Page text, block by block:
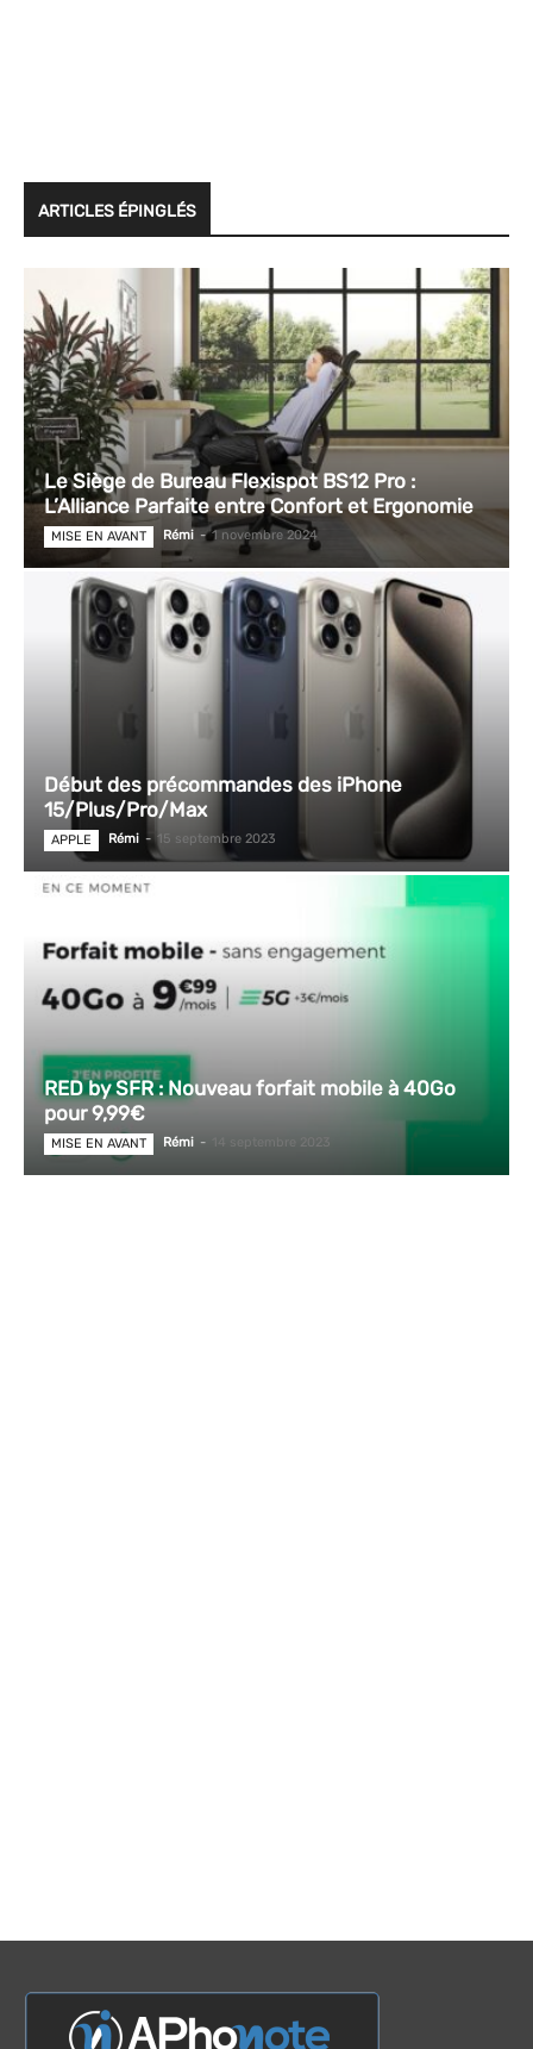
ARTICLES ÉPINGLÉS
Le Siège de Bureau Flexispot BS12 Pro :
L’Alliance Parfaite entre Confort et Ergonomie
MISE EN AVANT Rémi - 1 novembre 2024
Début des précommandes des iPhone
15/Plus/Pro/Max
APPLE Rémi - 15 septembre 2023
RED by SFR : Nouveau forfait mobile à 40Go
pour 9,99€
MISE EN AVANT Rémi - 14 septembre 2023